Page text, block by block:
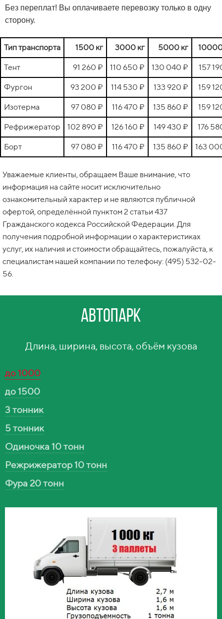
Без переплат! Вы оплачиваете перевозку только в одну
сторону.
Тип транспорта 1500 кг 3000 кг 5000 кг
Тент 91 260 ₽ 110 650 ₽ 130 040 ₽ 157
Фургон 93 200 ₽ 114 530 ₽ 133 920 ₽ 159
Изотерма 97 080 ₽ 116 470 ₽ 135 860 ₽ 159
Рефрижератор 102 890 ₽ 126 160 ₽ 149 430 ₽ 176
Борт 97 080 ₽ 116 470 ₽ 135 860 ₽ 163
Уважаемые клиенты, обращаем Ваше внимание, что
информация на сайте носит исключительно
ознакомительный характер и не являются публичной
офертой, определённой пунктом 2 статьи 437
Гражданского кодекса Российской Федерации. Для
получения подробной информации о характеристиках
услуг, их наличия и стоимости обращайтесь, пожалуйста, к
специалистам нашей компании по телефону: (495) 532-02-
56.
Автопарк
Длина, ширина, высота, объём кузова
до 1000
до 1500
3 тонник
5 тонник
Одиночка 10 тонн
Режрижератор 10 тонн
Фура 20 тонн